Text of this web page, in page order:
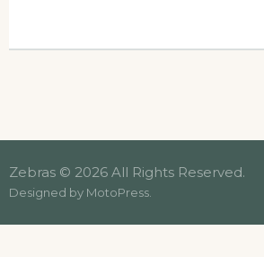
Zebras © 2026 All Rights Reserved.
Designed by MotoPress